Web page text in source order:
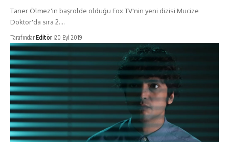
Taner Ölmez'in başrolde olduğu Fox TV'nin yeni dizisi Mucize
Doktor'da sıra 2.…
TarafındanEditör 20 Eyl 2019